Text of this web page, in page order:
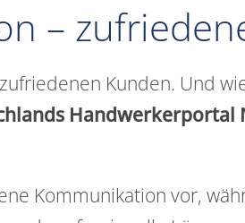
–
Kunden. Und
Handwerkerportal
Kommunikation vor,